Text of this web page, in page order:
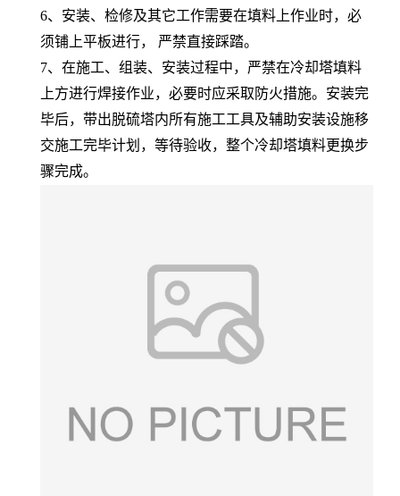
6、安装、检修及其它工作需要在填料上作业时，必
须铺上平板进行， 严禁直接踩踏。
7、在施工、组装、安装过程中，严禁在冷却塔填料
上方进行焊接作业，必要时应采取防火措施。安装完
毕后，带出脱硫塔内所有施工工具及辅助安装设施移
交施工完毕计划，等待验收，整个冷却塔填料更换步
骤完成。